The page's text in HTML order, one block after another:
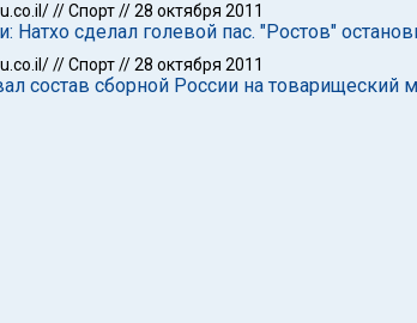
//Спорт//28 октября 2011
Натхо сделал голевой пас. "Ростов"
//Спорт//28 октября 2011
состав сборной России на товарищеский